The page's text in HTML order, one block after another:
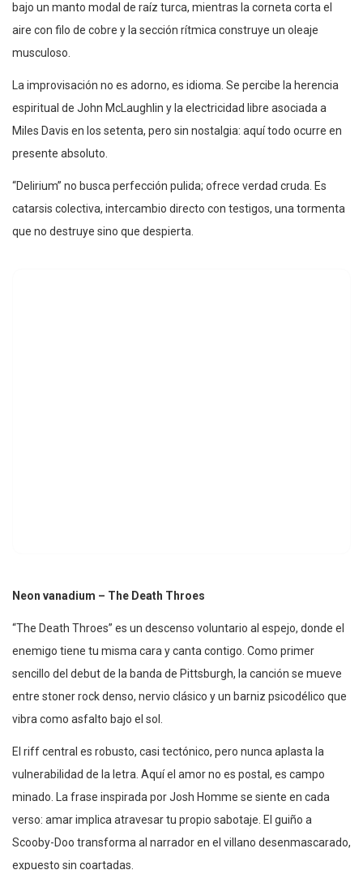
bajo un manto modal de raíz turca, mientras la corneta corta el
aire con filo de cobre y la sección rítmica construye un oleaje
musculoso.
La improvisación no es adorno, es idioma. Se percibe la herencia
espiritual de John McLaughlin y la electricidad libre asociada a
Miles Davis en los setenta, pero sin nostalgia: aquí todo ocurre en
presente absoluto.
“Delirium” no busca perfección pulida; ofrece verdad cruda. Es
catarsis colectiva, intercambio directo con testigos, una tormenta
que no destruye sino que despierta.
Neon vanadium – The Death Throes
“The Death Throes” es un descenso voluntario al espejo, donde el
enemigo tiene tu misma cara y canta contigo. Como primer
sencillo del debut de la banda de Pittsburgh, la canción se mueve
entre stoner rock denso, nervio clásico y un barniz psicodélico que
vibra como asfalto bajo el sol.
El riff central es robusto, casi tectónico, pero nunca aplasta la
vulnerabilidad de la letra. Aquí el amor no es postal, es campo
minado. La frase inspirada por Josh Homme se siente en cada
verso: amar implica atravesar tu propio sabotaje. El guiño a
Scooby-Doo transforma al narrador en el villano desenmascarado,
expuesto sin coartadas.